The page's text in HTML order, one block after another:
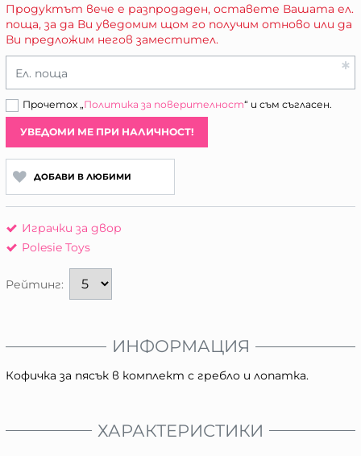
Продуктът вече е разпродаден, оставете Вашата ел.
поща, за да Ви уведомим щом го получим отново или да
Ви предложим негов заместител.
Ел. поща
Прочетох „Политика за поверителност“ и съм съгласен.
УВЕДОМИ МЕ ПРИ НАЛИЧНОСТ!
ДОБАВИ В ЛЮБИМИ
Играчки за двор
Polesie Toys
Рейтинг:
ИНФОРМАЦИЯ
Кофичка за пясък в комплект с гребло и лопатка.
ХАРАКТЕРИСТИКИ